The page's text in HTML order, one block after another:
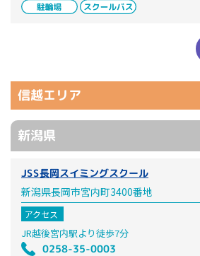
信越エリア
新潟県
JSS長岡スイミングスクール
新潟県長岡市宮内町3400番地
アクセス
JR越後宮内駅より徒歩7分
0258-35-0003